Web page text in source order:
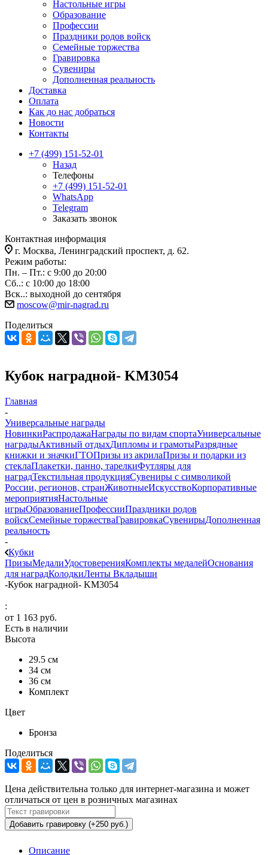
Настольные игры
Образование
Профессии
Праздники родов войск
Семейные торжества
Гравировка
Сувениры
Дополненная реальность
Доставка
Оплата
Как до нас добраться
Новости
Контакты
+7 (499) 151-52-01
Назад
Телефоны
+7 (499) 151-52-01
WhatsApp
Telegram
Заказать звонок
Контактная информация
г. Москва, Ленинградский проспект, д. 62.
Режим работы:
Пн. – Пт.: с 9:00 до 20:00
Сб..: с 10:00 до 18:00
Вск..: выходной до сентября
moscow@mir-nagrad.ru
Поделиться
Кубок наградной- KM3054
Главная
-
Универсальные награды
НовинкиРаспродажаНаграды по видам спортаУниверсальные
наградыАктивный отдыхДипломы и грамотыРазрядные
книжки и значкиГТОПризы из акрилаПризы и подарки из
стеклаПлакетки, панно, тарелкиФутляры для
наградТекстильная продукцияСувениры с символикой
России, регионов, странЖивотныеИскусствоКорпоративные
мероприятияНастольные
игрыОбразованиеПрофессииПраздники родов
войскСемейные торжестваГравировкаСувенирыДополненная
реальность
-
Кубки
ПризыМедалиУдостоверенияКомплекты медалейОснования
для наградКолодкиЛенты Вкладыши
-Кубок наградной- KM3054
:
от 1 163 руб.
Есть в наличии
Высота
29.5 см
34 см
36 см
Комплект
Цвет
Бронза
Поделиться
Цена действительна только для интернет-магазина и может
отличаться от цен в розничных магазинах
Добавить гравировку (+250 руб.)
Описание